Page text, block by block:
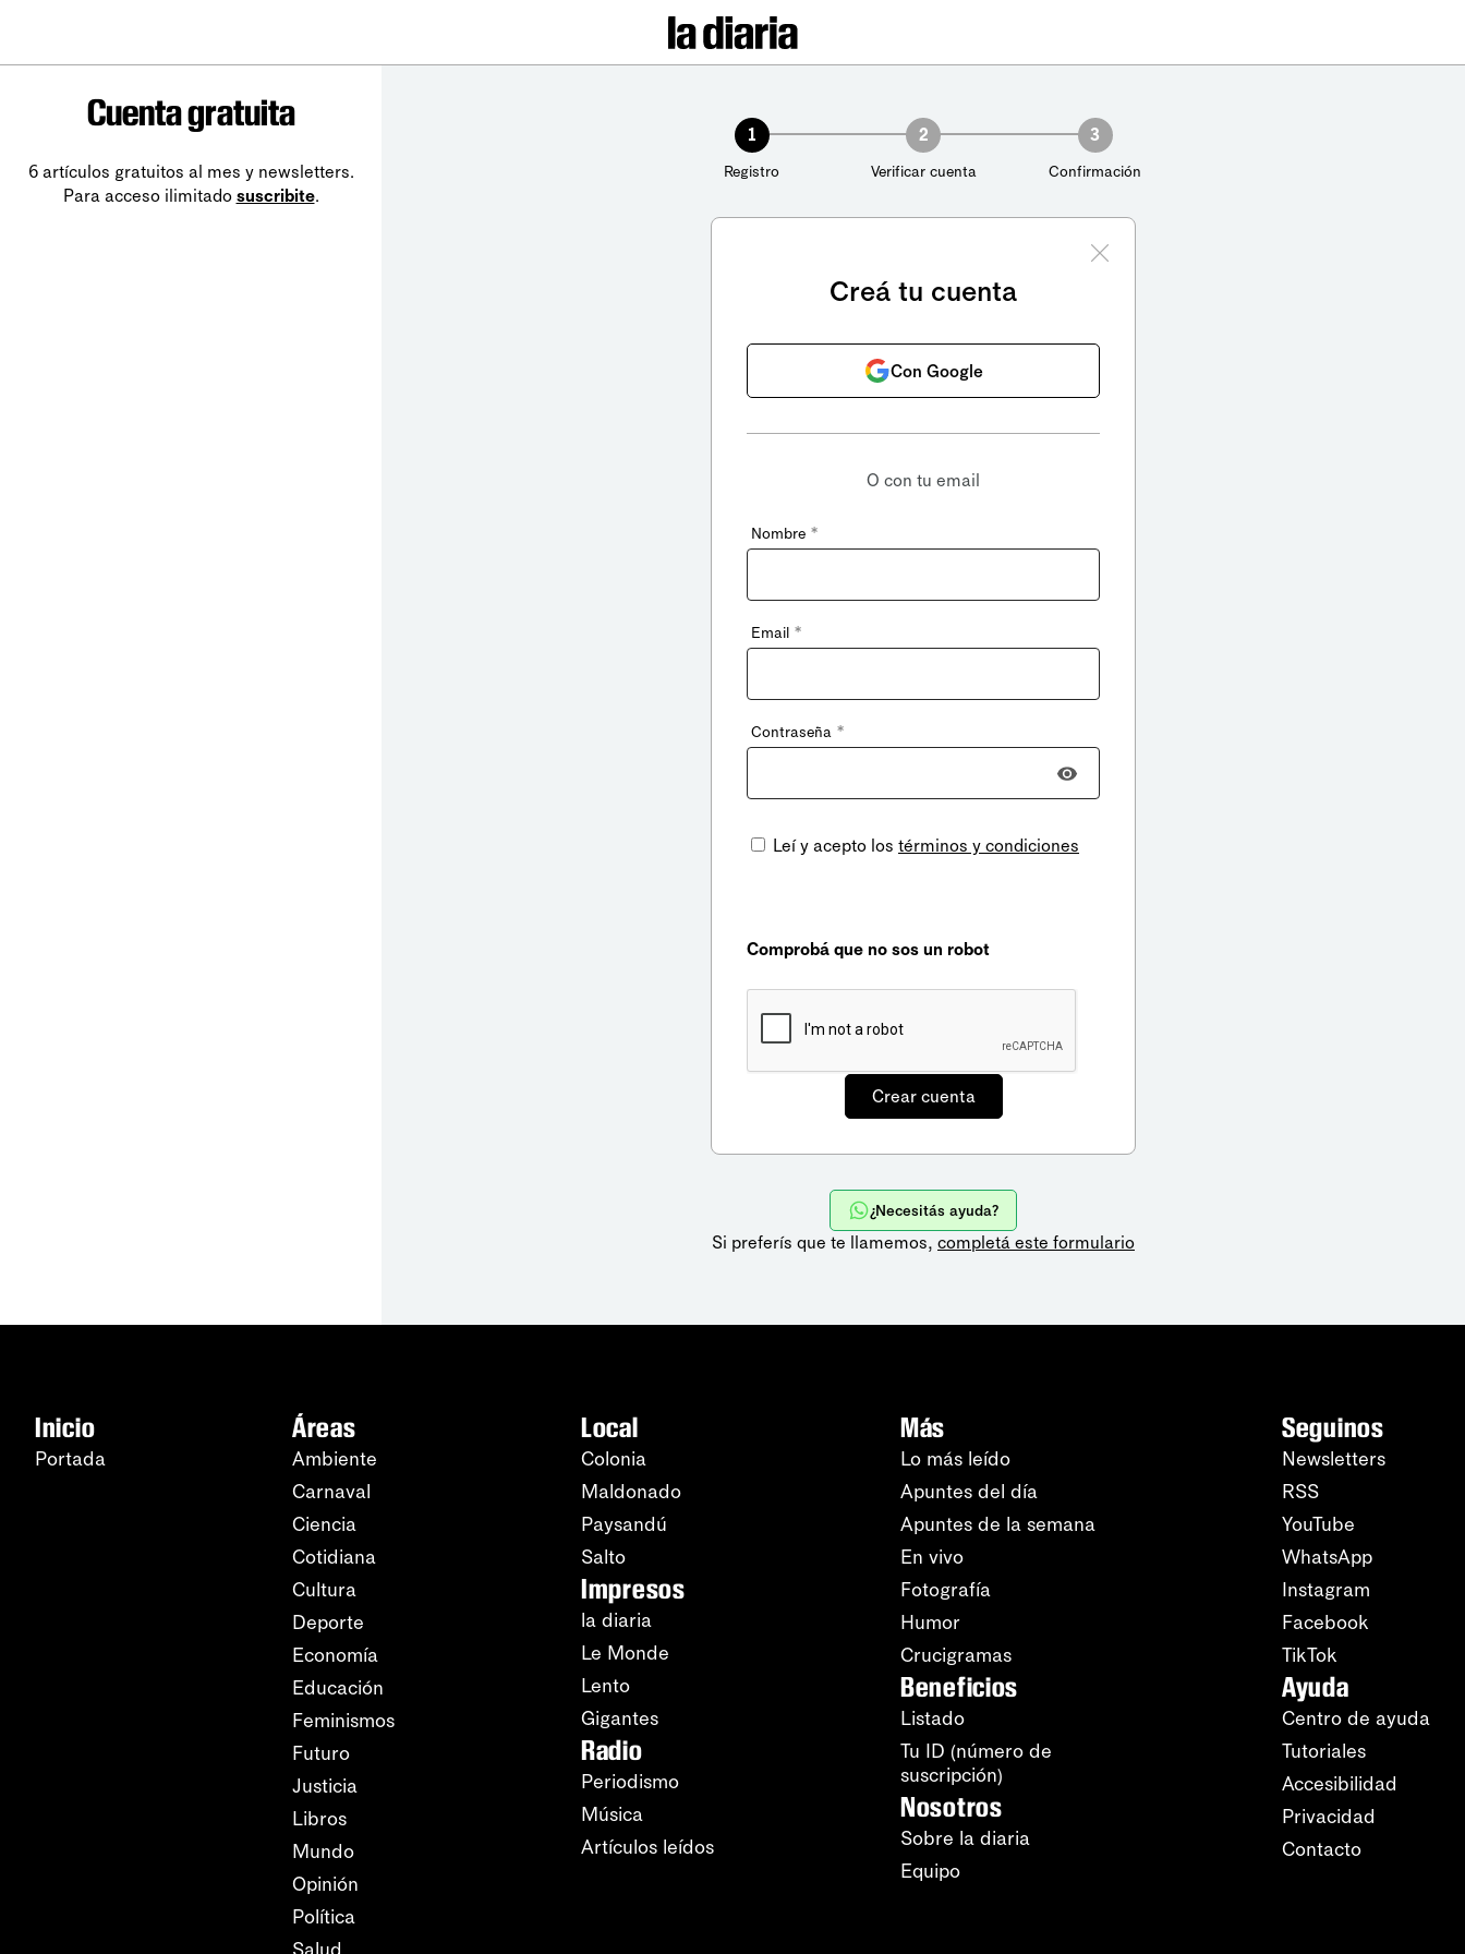
Cuenta gratuita
6 artículos gratuitos al mes y newsletters.
Para acceso ilimitado suscribite.
1
Registro
2
Verificar cuenta
3
Confirmación
Creá tu cuenta
Con Google
O con tu email
Nombre *
Email *
Contraseña *
Leí y acepto los términos y condiciones
Comprobá que no sos un robot
¿Necesitás ayuda?
Si preferís que te llamemos, completá este formulario
Inicio
Portada
Áreas
Ambiente
Carnaval
Ciencia
Cotidiana
Cultura
Deporte
Economía
Educación
Feminismos
Futuro
Justicia
Libros
Mundo
Opinión
Política
Local
Colonia
Maldonado
Paysandú
Salto
Impresos
la diaria
Le Monde
Lento
Gigantes
Radio
Periodismo
Música
Artículos leídos
Más
Lo más leído
Apuntes del día
Apuntes de la semana
En vivo
Fotografía
Humor
Crucigramas
Beneficios
Listado
Tu ID (número de
suscripción)
Nosotros
Sobre la diaria
Equipo
Seguinos
Newsletters
RSS
YouTube
WhatsApp
Instagram
Facebook
TikTok
Ayuda
Centro de ayuda
Tutoriales
Accesibilidad
Privacidad
Contacto